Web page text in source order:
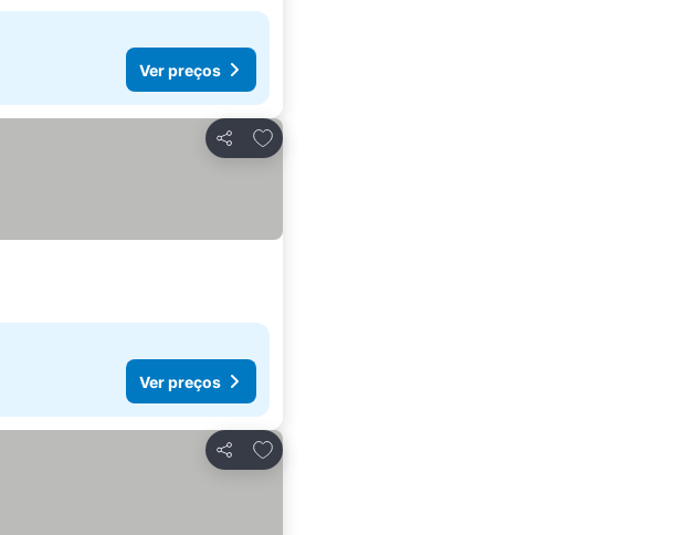
Ver preços
Partilhar
Adicionar aos favoritos
Ver preços
Partilhar
Adicionar aos favoritos